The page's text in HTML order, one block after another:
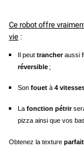
Ce robot offre
vie :
Il peut trancheraussi
réversible ;
Son fouet à 4
La fonction pétrir
pizza ainsi que vos
Obtenez la texture